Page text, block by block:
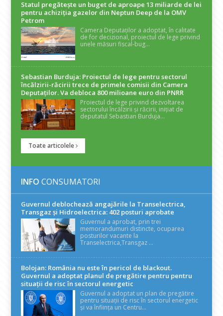
Statul pregătește un buget de aproape 13 miliarde de lei
pentru achiziția gazelor din Neptun Deep de la OMV
Petrom
Camera Deputaților a adoptat, în calitate
de for decizional, proiectul de lege privind
unele măsuri fiscal-bug...
Sebastian Burduja: Proiectul de lege pentru sectorul
încălzirii-răcirii trece de primele comisii din Camera
Deputaților. Va debloca 800 milioane euro din PNRR
Proiectul de lege privind dezvoltarea
sectorului încălzirii și răcirii, inițiat de
deputatul Sebastian Burduja...
Toate articolele
INFO CONSUMATORI
Guvernul deblochează angajările la Transelectrica,
Transgaz și Hidroelectrica: 402 posturi aprobate
Guvernul a aprobat, prin trei
memorandumuri distincte, ocuparea
posturilor vacante la
Transelectrica,Transgaz ...
Bolojan: România nu este în pericol de blackout.
Guvernul a adoptat planul de pregătire pentru pentru
situații de risc în sectorul energetic
Guvernul a adoptat un plan de pregătire
pentru situații de risc în sectorul energetic
și va înființa un Centru...